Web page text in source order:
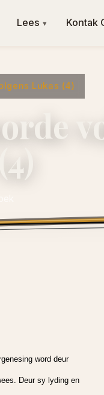
Lees ▾ Kontak
Lukas (4)
word deur
Deur sy lyding en